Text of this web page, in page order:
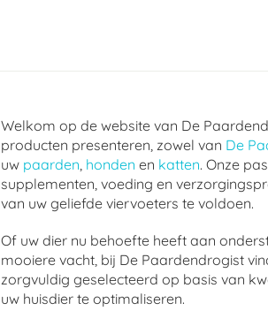
Welkom op de website van De
producten presenteren, zowel van De
uw paarden, honden en katten. Onze
supplementen, voeding en
van uw geliefde viervoeters te voldoen.
Of uw dier nu behoefte heeft aan
mooiere vacht, bij De Paardendrogist
zorgvuldig geselecteerd op basis van
uw huisdier te optimaliseren.